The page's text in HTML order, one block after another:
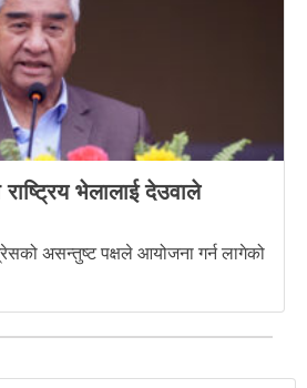
भेलालाई देउवाले
असन्तुष्ट पक्षले आयोजना गर्न लागेको